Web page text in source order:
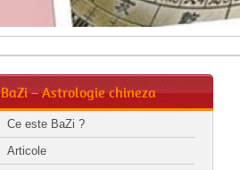
BaZi – Astrologie chineza
Ce este BaZi ?
Articole